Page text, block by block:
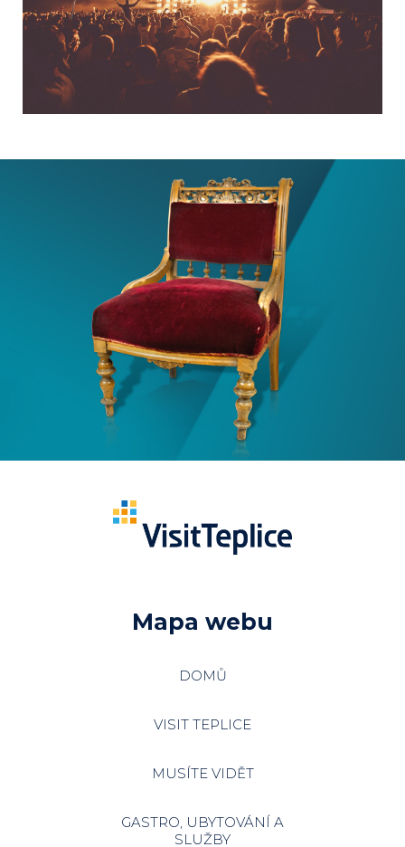
Mapa webu
DOMŮ
VISIT TEPLICE
MUSÍTE VIDĚT
GASTRO, UBYTOVÁNÍ A
SLUŽBY